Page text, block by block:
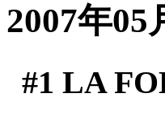
2007年05
#1 LA